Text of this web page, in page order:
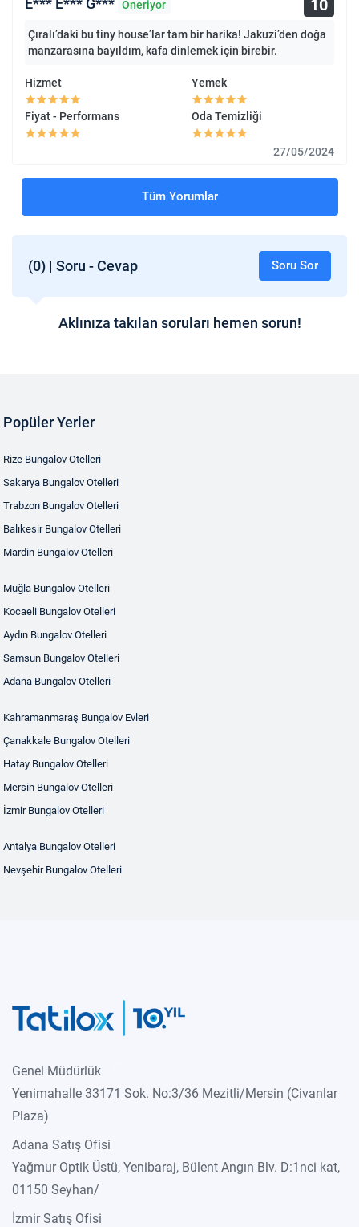
E*** E*** G*** Öneriyor 10
Çıralı’daki bu tiny house’lar tam bir harika! Jakuzi’den doğa
manzarasına bayıldım, kafa dinlemek için birebir.
Hizmet Yemek
Fiyat - Performans Oda Temizliği
27/05/2024
Tüm Yorumlar
(0) | Soru - Cevap Soru Sor
Aklınıza takılan soruları hemen sorun!
Popüler Yerler
Rize Bungalov Otelleri
Sakarya Bungalov Otelleri
Trabzon Bungalov Otelleri
Balıkesir Bungalov Otelleri
Mardin Bungalov Otelleri
Muğla Bungalov Otelleri
Kocaeli Bungalov Otelleri
Aydın Bungalov Otelleri
Samsun Bungalov Otelleri
Adana Bungalov Otelleri
Kahramanmaraş Bungalov Evleri
Çanakkale Bungalov Otelleri
Hatay Bungalov Otelleri
Mersin Bungalov Otelleri
İzmir Bungalov Otelleri
Antalya Bungalov Otelleri
Nevşehir Bungalov Otelleri
Genel Müdürlük
Yenimahalle 33171 Sok. No:3/36 Mezitli/Mersin (Civanlar
Plaza)
Adana Satış Ofisi
Yağmur Optik Üstü, Yenibaraj, Bülent Angın Blv. D:1nci kat,
01150 Seyhan/
İzmir Satış Ofisi